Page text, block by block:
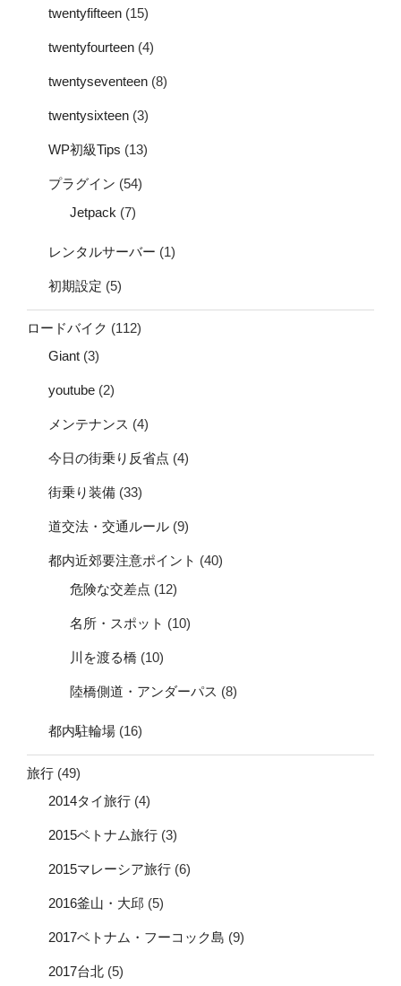
twentyfifteen (15)
twentyfourteen (4)
twentyseventeen (8)
twentysixteen (3)
WP初級Tips (13)
プラグイン (54)
Jetpack (7)
レンタルサーバー (1)
初期設定 (5)
ロードバイク (112)
Giant (3)
youtube (2)
メンテナンス (4)
今日の街乗り反省点 (4)
街乗り装備 (33)
道交法・交通ルール (9)
都内近郊要注意ポイント (40)
危険な交差点 (12)
名所・スポット (10)
川を渡る橋 (10)
陸橋側道・アンダーパス (8)
都内駐輪場 (16)
旅行 (49)
2014タイ旅行 (4)
2015ベトナム旅行 (3)
2015マレーシア旅行 (6)
2016釜山・大邱 (5)
2017ベトナム・フーコック島 (9)
2017台北 (5)